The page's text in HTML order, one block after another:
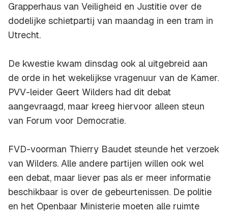
Grapperhaus van Veiligheid en Justitie over de
dodelijke schietpartij van maandag in een tram in
Utrecht.
De kwestie kwam dinsdag ook al uitgebreid aan
de orde in het wekelijkse vragenuur van de Kamer.
PVV-leider Geert Wilders had dit debat
aangevraagd, maar kreeg hiervoor alleen steun
van Forum voor Democratie.
FVD-voorman Thierry Baudet steunde het verzoek
van Wilders. Alle andere partijen willen ook wel
een debat, maar liever pas als er meer informatie
beschikbaar is over de gebeurtenissen. De politie
en het Openbaar Ministerie moeten alle ruimte